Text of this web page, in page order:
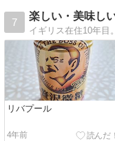
7
楽しい・美味し
リバプール
4年前